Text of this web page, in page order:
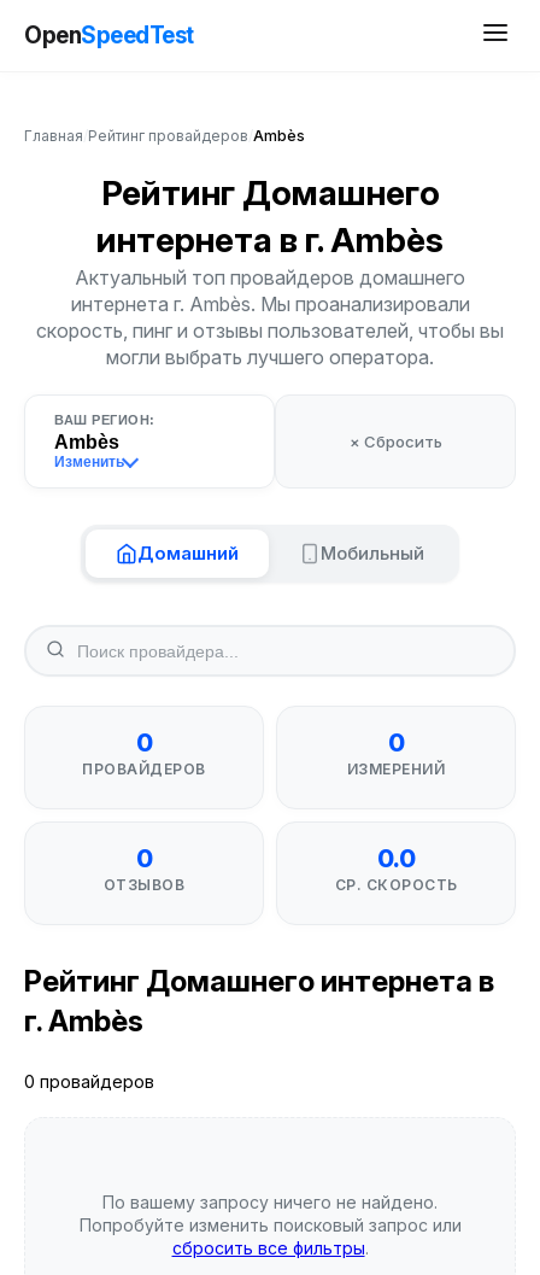
OpenSpeedTest
Главная Рейтинг провайдеров Ambès
Рейтинг Домашнего
интернета в г. Ambès
Актуальный топ провайдеров домашнего
интернета г. Ambès. Мы проанализировали
скорость, пинг и отзывы пользователей, чтобы вы
могли выбрать лучшего оператора.
ВАШ РЕГИОН:
Ambès
Изменить
× Сбросить
Домашний Мобильный
0
ПРОВАЙДЕРОВ
0
ИЗМЕРЕНИЙ
0
ОТЗЫВОВ
0.0
СР. СКОРОСТЬ
Рейтинг Домашнего интернета в
г. Ambès
0 провайдеров
По вашему запросу ничего не найдено.
Попробуйте изменить поисковый запрос или
сбросить все фильтры.